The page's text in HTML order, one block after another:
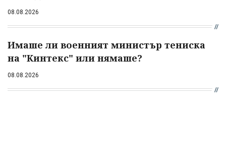
08.08.2026
Имаше ли военният министър тениска
на "Кинтекс" или нямаше?
08.08.2026